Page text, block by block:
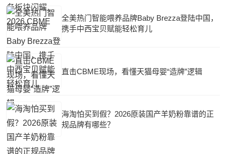
全美热门智能喂养品牌Baby Brezza登陆中国，
携手中西宝贝赋能轻松育儿
直击CBME现场，看懂天猫母婴“造牌”逻辑
海淘怕买到假？2026原装国产羊奶粉靠谱的正
规品牌有哪些？